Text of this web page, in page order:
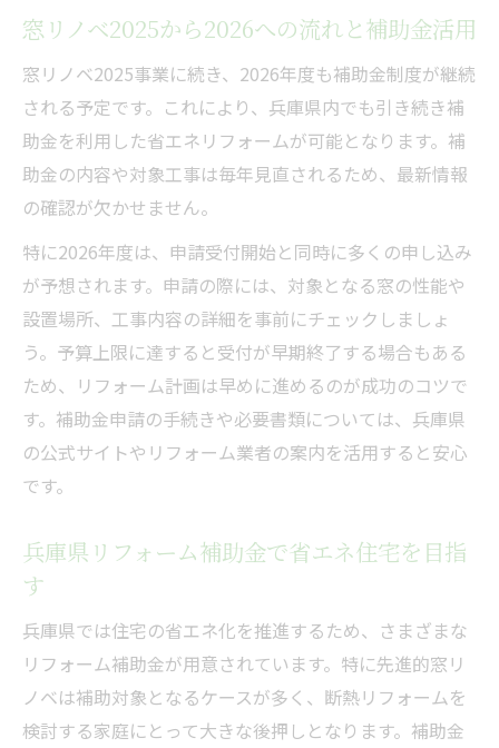
窓リノベ2025から2026への流れと補助金活用
窓リノベ2025事業に続き、2026年度も補助金制度が継続
される予定です。これにより、兵庫県内でも引き続き補
助金を利用した省エネリフォームが可能となります。補
助金の内容や対象工事は毎年見直されるため、最新情報
の確認が欠かせません。
特に2026年度は、申請受付開始と同時に多くの申し込み
が予想されます。申請の際には、対象となる窓の性能や
設置場所、工事内容の詳細を事前にチェックしましょ
う。予算上限に達すると受付が早期終了する場合もある
ため、リフォーム計画は早めに進めるのが成功のコツで
す。補助金申請の手続きや必要書類については、兵庫県
の公式サイトやリフォーム業者の案内を活用すると安心
です。
兵庫県リフォーム補助金で省エネ住宅を目指
す
兵庫県では住宅の省エネ化を推進するため、さまざまな
リフォーム補助金が用意されています。特に先進的窓リ
ノベは補助対象となるケースが多く、断熱リフォームを
検討する家庭にとって大きな後押しとなります。補助金